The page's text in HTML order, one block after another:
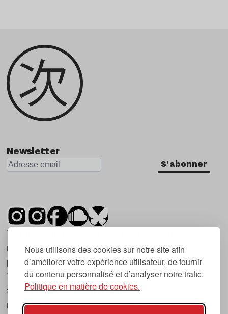
Nous utilisons des cookies sur notre site afin
d’améliorer votre expérience utilisateur, de fournir
du contenu personnalisé et d’analyser notre trafic.
Politique en matière de cookies.
Newsletter
S'abonner
Tsugi est un mensuel indépendant sur la
musique et les nouvelles tendances, dont la
première parution date de 2007.
Tsugi en japonais signifie « prochain », « suivant
», ce qui correspond à la thématique du
magazine, à l’affût des nouvelles tendances